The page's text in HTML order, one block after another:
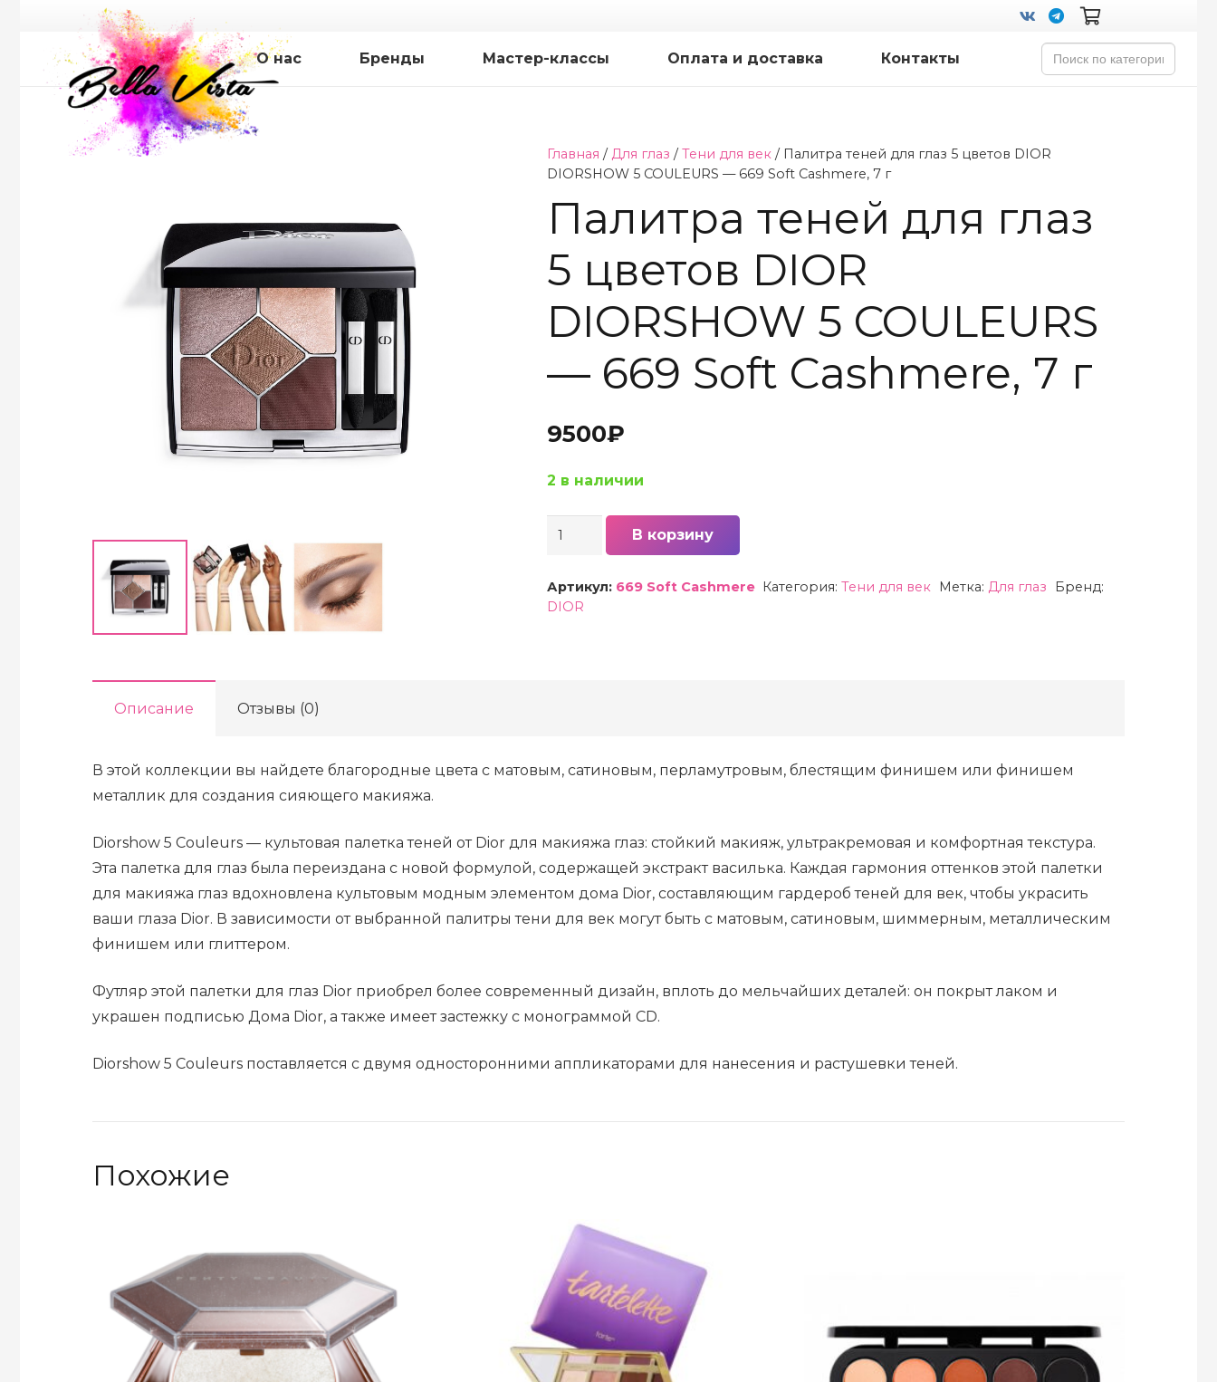
О нас Бренды Мастер-классы Оплата и доставка Контакты
Search
for:
Главная / Для глаз /Тени для век/ Палитра теней для глаз 5 цветов DIOR
DIORSHOW 5 COULEURS — 669 Soft Cashmere, 7 г
Палитра теней для глаз
5 цветов DIOR
DIORSHOW 5 COULEURS
— 669 Soft Cashmere, 7 г
9500₽
2 в наличии
Количество
теней
5
В корзину
Артикул: 669 Soft Cashmere Категория:Тени для век Метка: Для глаз
Бренд:
DIOR
Описание Отзывы (0)
В этой коллекции вы найдете благородные цвета с матовым, сатиновым, перламутровым, блестящим финишем или финишем
металлик для создания сияющего макияжа.
Diorshow 5 Couleurs — культовая палетка теней от Dior для макияжа глаз: стойкий макияж, ультракремовая и комфортная текстура.
Эта палетка для глаз была переиздана с новой формулой, содержащей экстракт василька. Каждая гармония оттенков этой палетки
для макияжа глаз вдохновлена ​​культовым модным элементом дома Dior, составляющим гардероб теней для век, чтобы украсить
ваши глаза Dior. В зависимости от выбранной палитры тени для век могут быть с матовым, сатиновым, шиммерным, металлическим
финишем или глиттером.
Футляр этой палетки для глаз Dior приобрел более современный дизайн, вплоть до мельчайших деталей: он покрыт лаком и
украшен подписью Дома Dior, а также имеет застежку с монограммой CD.
Diorshow 5 Couleurs поставляется с двумя односторонними аппликаторами для нанесения и растушевки теней.
Похожие